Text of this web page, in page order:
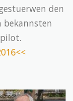
den
bekannsten